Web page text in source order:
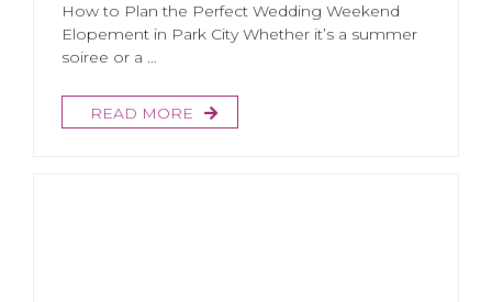
How to Plan the Perfect Wedding Weekend
Elopement in Park City Whether it’s a summer
soiree or a ...
READ MORE